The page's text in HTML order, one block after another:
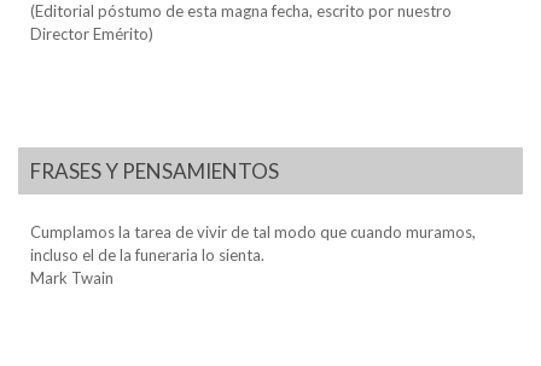
(Editorial póstumo de esta magna fecha, escrito por nuestro
Director Emérito)
FRASES Y PENSAMIENTOS
Cumplamos la tarea de vivir de tal modo que cuando muramos,
incluso el de la funeraria lo sienta.
Mark Twain